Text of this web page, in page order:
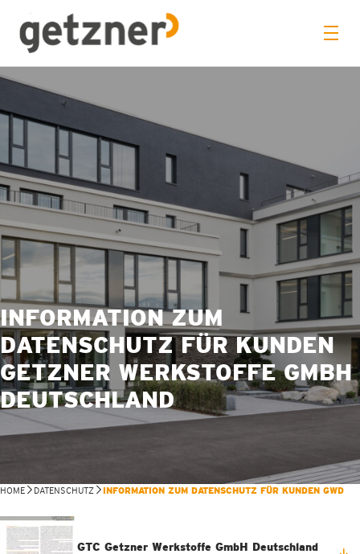
INFORMATION ZUM
DATENSCHUTZ FÜR KUNDEN
GETZNER WERKSTOFFE GMBH
DEUTSCHLAND
HOME DATENSCHUTZ INFORMATION ZUM DATENSCHUTZ FÜR KUNDEN GWD
GTC Getzner Werkstoffe GmbH Deutschland